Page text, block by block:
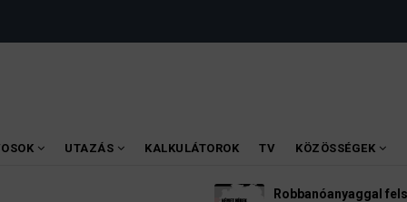
UTAZÁS KALKULÁTOROK TV KÖZÖSSÉGEK
felszerelt drónt találtak a lipcsei reptéren